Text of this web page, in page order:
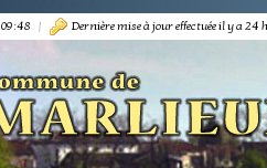
| Dernière mise à jour effectuée il y a 24
PRÉSENTATION
TOURISME-COMMERCES-ARTISANS
MARPA LE RENON
VIE LOCALE
BIBLIOTHÈQUE
PLAN LOCAL
LES ANNONCES